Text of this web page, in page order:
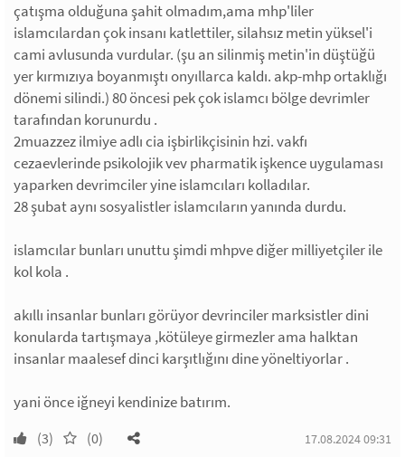
çatışma olduğuna şahit olmadım,ama mhp'liler
islamcılardan çok insanı katlettiler, silahsız metin yüksel'i
cami avlusunda vurdular. (şu an silinmiş metin'in düştüğü
yer kırmızıya boyanmıştı onyıllarca kaldı. akp-mhp ortaklığı
dönemi silindi.) 80 öncesi pek çok islamcı bölge devrimler
tarafından korunurdu .
2muazzez ilmiye adlı cia işbirlikçisinin hzi. vakfı
cezaevlerinde psikolojik vev pharmatik işkence uygulaması
yaparken devrimciler yine islamcıları kolladılar.
28 şubat aynı sosyalistler islamcıların yanında durdu.
islamcılar bunları unuttu şimdi mhpve diğer milliyetçiler ile
kol kola .
akıllı insanlar bunları görüyor devrinciler marksistler dini
konularda tartışmaya ,kötüleye girmezler ama halktan
insanlar maalesef dinci karşıtlığını dine yöneltiyorlar .
yani önce iğneyi kendinize batırım.
(3) (0) 17.08.2024 09:31